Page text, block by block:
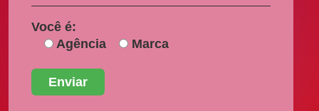
Você é:
Agência
Marca